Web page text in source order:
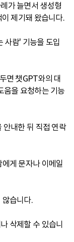
가 늘면서 생성형
제기돼 왔습니다.
사람' 기능을 도입
면 챗GPT와의 대
움을 요청하는 기능
안내한 뒤 직접 연락
게 문자나 이메일
않습니다.
삭제할 수 있습니